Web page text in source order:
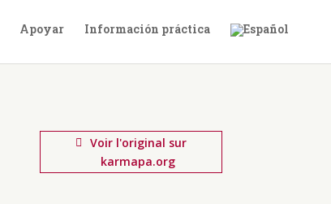
Apoyar Información práctica
Voir l'original sur
karmapa.org